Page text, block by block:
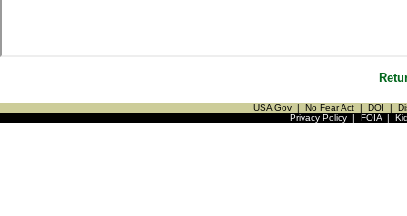
USA Gov | No Fear Act | DOI |
Privacy Policy| FOIA|